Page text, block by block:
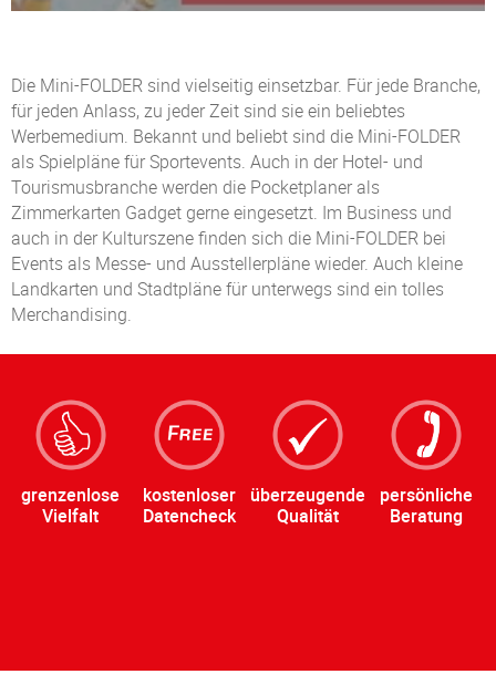
Die Mini-FOLDER sind vielseitig einsetzbar. Für jede Branche,
für jeden Anlass, zu jeder Zeit sind sie ein beliebtes
Werbemedium. Bekannt und beliebt sind die Mini-FOLDER
als Spielpläne für Sportevents. Auch in der Hotel- und
Tourismusbranche werden die Pocketplaner als
Zimmerkarten Gadget gerne eingesetzt. Im Business und
auch in der Kulturszene finden sich die Mini-FOLDER bei
Events als Messe- und Ausstellerpläne wieder. Auch kleine
Landkarten und Stadtpläne für unterwegs sind ein tolles
Merchandising.
grenzenlose
Vielfalt
kostenloser
Datencheck
überzeugende
Qualität
persönliche
Beratung